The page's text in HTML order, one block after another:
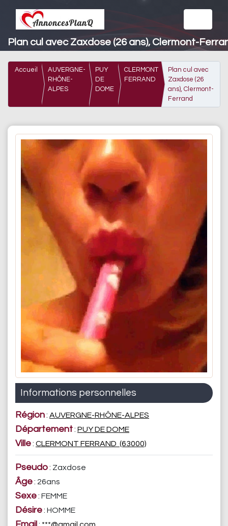
Plan cul avec Zaxdose (26 ans), Clermont-
Accueil
AUVERGNE-
RHÔNE-
ALPES
PUY
DE
DOME
CLERMONT
FERRAND
Plan cul avec
Zaxdose (26
ans), Clermont-
Ferrand
Informations personnelles
Région: AUVERGNE-RHÔNE-ALPES
Département: PUY DE DOME
Ville: CLERMONT FERRAND (63000)
Pseudo: Zaxdose
Âge: 26ans
Sexe: FEMME
Désire: HOMME
Email: ***@gmail.com